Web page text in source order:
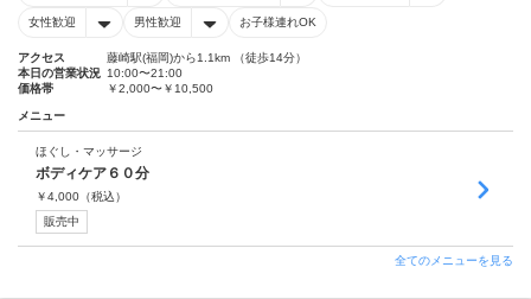
女性歓迎 男性歓迎 お子様連れOK
アクセス
藤崎駅(福岡)から1.1km （徒歩14分）
本日の営業状況 10:00〜21:00
価格帯
￥2,000〜￥10,500
メニュー
ほぐし・マッサージ
ボディケア６０分
￥4,000 （税込）
販売中
全てのメニューを見る